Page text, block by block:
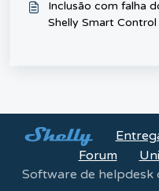
Inclusão com falha
Shelly Smart Control
Forum
Software de helpdesk